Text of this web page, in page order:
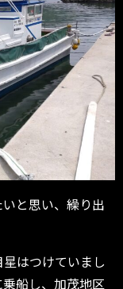
と思い、繰り出
はつけていまし
船し、加茂地区